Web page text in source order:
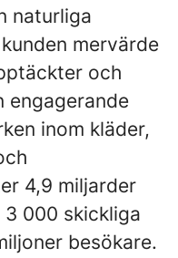
naturliga
mervärde
och
engagerande
inom kläder,
4,9 miljarder
000 skickliga
besökare.